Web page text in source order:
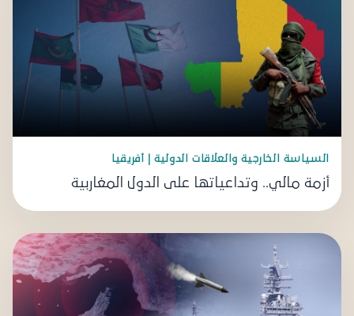
السياسة الخارجية والعلاقات الدولية | أفريقيا
أزمة مالي.. وتداعياتها على الدول المغاربية